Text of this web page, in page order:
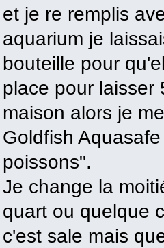
et je re remplis
aquarium je
bouteille pour
place pour laisser
maison alors je
Goldfish
poissons".
Je change la
quart ou quelque
c'est sale mais